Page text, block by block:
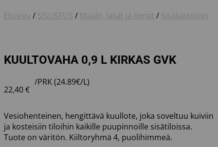
Etusivu / SISUSTUS / Maalit, lakat ja liimat / Sisäkäyttöön
KUULTOVAHA 0,9 L KIRKAS GVK
22,40€
/PRK (24.89€/L)
Vesiohenteinen, hengittävä kuullote, joka soveltuu kuiviin
ja kosteisiin tiloihin kaikille puupinnoille sisätiloissa.
Tuote on väritön. Kiiltoryhmä 4, puolihimmeä.